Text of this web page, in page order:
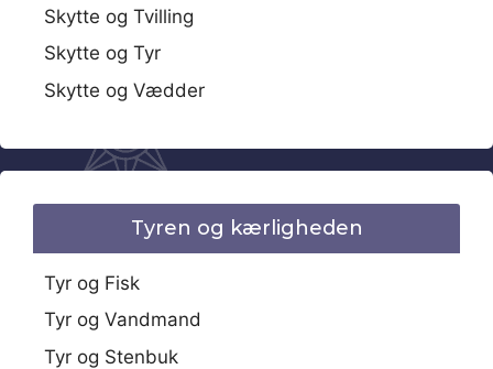
Skytte og Tvilling
Skytte og Tyr
Skytte og Vædder
Tyren og kærligheden
Tyr og Fisk
Tyr og Vandmand
Tyr og Stenbuk